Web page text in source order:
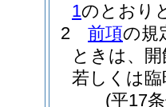
1のとおり
2
前項の規
ときは、
若しくは
(平17